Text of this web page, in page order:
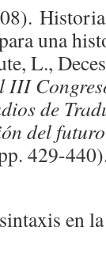
una
L.,
III
de
del
429-
en